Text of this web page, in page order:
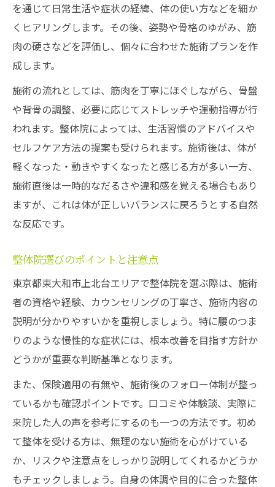
を通じて日常生活や症状の経緯、体の使い方などを細か
くヒアリングします。その後、姿勢や骨格のゆがみ、筋
肉の硬さなどを評価し、個々に合わせた施術プランを作
成します。
施術の流れとしては、筋肉を丁寧にほぐしながら、骨盤
や背骨の調整、必要に応じてストレッチや運動指導が行
われます。整体院によっては、生活習慣のアドバイスや
セルフケア方法の提案も受けられます。施術後は、体が
軽くなった・動きやすくなったと感じる方が多い一方、
施術直後は一時的なだるさや違和感を覚える場合もあり
ますが、これは体が正しいバランスに戻ろうとする自然
な反応です。
整体院選びのポイントと注意点
東京都東大和市上北台エリアで整体院を選ぶ際は、施術
者の資格や経験、カウンセリングの丁寧さ、施術内容の
説明が分かりやすいかを重視しましょう。特に腰のつま
りのような慢性的な症状には、根本改善を目指す方針か
どうかが重要な判断基準となります。
また、保険適用の有無や、施術後のフォロー体制が整っ
ているかも確認ポイントです。口コミや体験談、実際に
来院した人の声を参考にするのも一つの方法です。初め
て整体を受ける方は、無理のない施術を心がけている
か、リスクや注意点をしっかり説明してくれるかどうか
もチェックしましょう。自身の体調や目的に合った整体